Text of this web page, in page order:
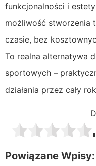
funkcjonalności i
możliwość stworzenia
czasie, bez
To realna alternatywa
sportowych –
działania przez cały
Powiązane Wpisy: